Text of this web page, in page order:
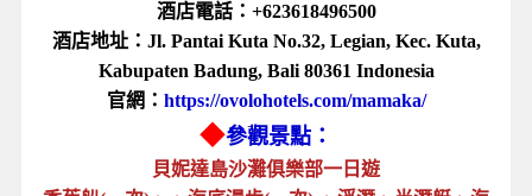
酒店電話：+623618496500
酒店地址：Jl. Pantai Kuta No.32, Legian, Kec. Kuta,
Kabupaten Badung, Bali 80361 Indonesia
官網： https://ovolohotels.com/mamaka/
◆參觀景點：
貝妮達島沙灘俱樂部一日遊